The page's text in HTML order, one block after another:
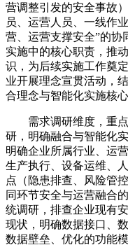
营调整引发的安全事故
员、运营人员、一线作
营、运营支撑安全”的协
实施中的核心职责，推
识，为后续实施工作奠
业开展理念宣贯活动，
合理念与智能化实施核
需求调研维度，重
研，明确融合与智能化
明确企业所属行业、运
生产执行、设备运维、
点（隐患排查、风险管
同环节安全与运营融合
统调研，排查企业现有
现状，明确数据接口、
数据壁垒、优化的功能